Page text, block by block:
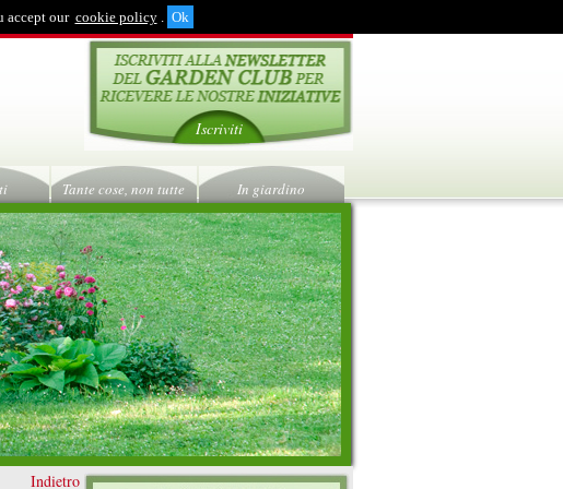
accept our cookie policy .
Iscriviti
Tante cose, non tutte In giardino
Indietro